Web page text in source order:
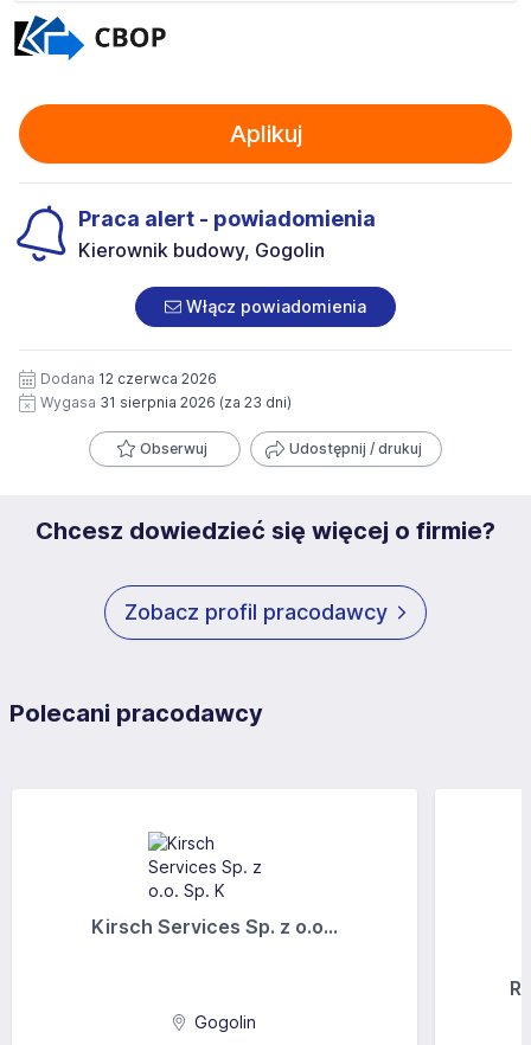
Aplikuj
Praca alert - powiadomienia
Kierownik budowy, Gogolin
Włącz powiadomienia
Dodana 12 czerwca 2026
Wygasa 31 sierpnia 2026 (za 23 dni)
Obserwuj Udostępnij / drukuj
Chcesz dowiedzieć się więcej o firmie?
Zobacz profil pracodawcy
Polecani pracodawcy
Kirsch Services Sp. z o.o...
Gogolin